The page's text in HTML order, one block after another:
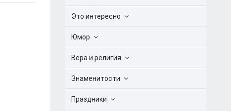
Это интересно
Юмор
Вера и религия
Знаменитости
Праздники